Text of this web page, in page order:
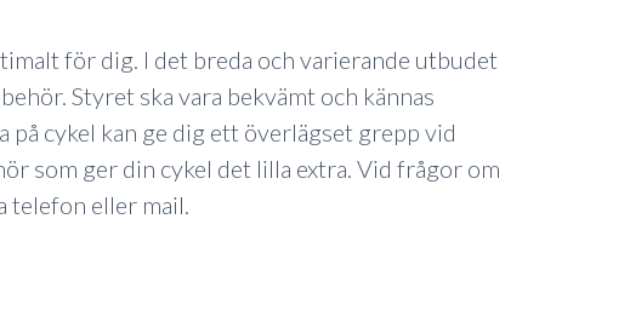
för dig. I det breda och varierande utbudet
Styret ska vara bekvämt och kännas
cykel kan ge dig ett överlägset grepp vid
som ger din cykel det lilla extra. Vid frågor om
telefon eller mail.